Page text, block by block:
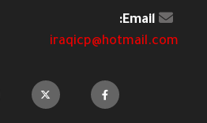
Email:
iraqicp@hotmail.com